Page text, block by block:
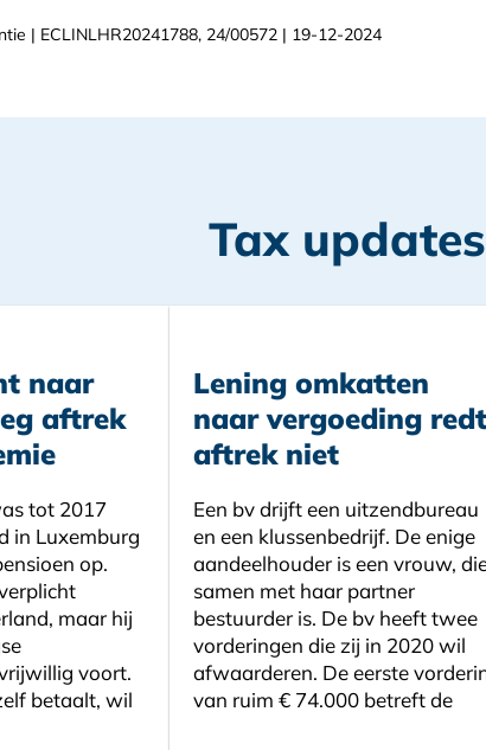
| ECLINLHR20241788, 24/00572 | 19-12-2024
Tax updates
naar
aftrek
tot 2017
in Luxemburg
op.
maar hij
voort.
betaalt, wil
Lening omkatten
naar vergoeding redt
aftrek niet
Een bv drijft een uitzendbureau
en een klussenbedrijf. De enige
aandeelhouder is een vrouw,
samen met haar partner
bestuurder is. De bv heeft twee
vorderingen die zij in 2020 wil
afwaarderen. De eerste
van ruim € 74.000 betreft de